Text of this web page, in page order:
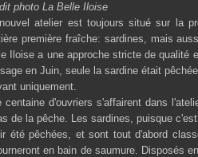
photo La Belle Iloise
atelier est toujours situé sur la
première fraîche: sardines, mais
Iloise a une approche stricte de qualité
en Juin, seule la sardine était
uniquement.
centaine d'ouvriers s'affairent dans
de la pêche. Les sardines, puisque
été pêchées, et sont tout d'abord
en bain de saumure. Disposés